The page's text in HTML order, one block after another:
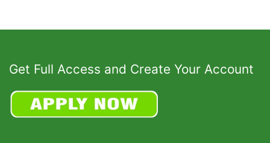
Get Full Access and Create Your Account